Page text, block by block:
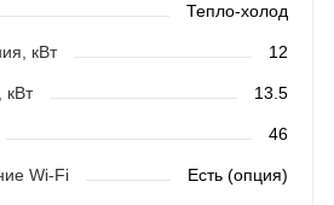
Тепло-холод
кВт 12
кВт 13.5
46
Wi-Fi Есть (опция)